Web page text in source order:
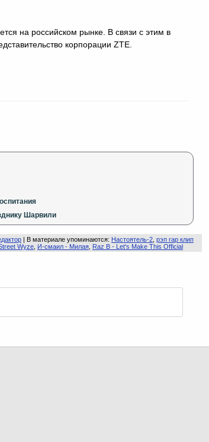
на российском рынке. В связи с этим в
корпорации ZTE.
Шарвили
| В материале упоминаются: Настоятель-2 рэп rap клип
Wyze И-смаил - Милая Raz B - Let's Make This Official